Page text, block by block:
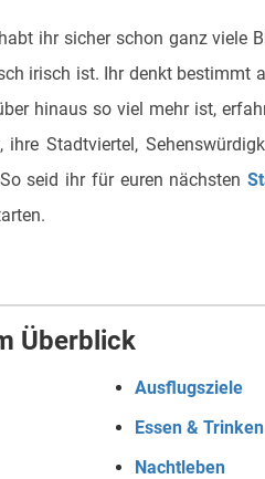
ihr sicher schon ganz viele
irisch ist. Ihr denkt bestimmt
hinaus so viel mehr ist,
Stadtviertel,
seid ihr für euren nächsten
Überblick
Ausflugsziele
Essen & Trinken
Nachtleben